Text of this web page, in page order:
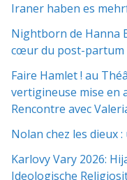
Iraner haben es
Nightborn de Hanna
cœur du post-partum
Faire Hamlet ! au
vertigineuse mise en
Rencontre avec
Nolan chez les dieux
Karlovy Vary 2026:
Ideologische